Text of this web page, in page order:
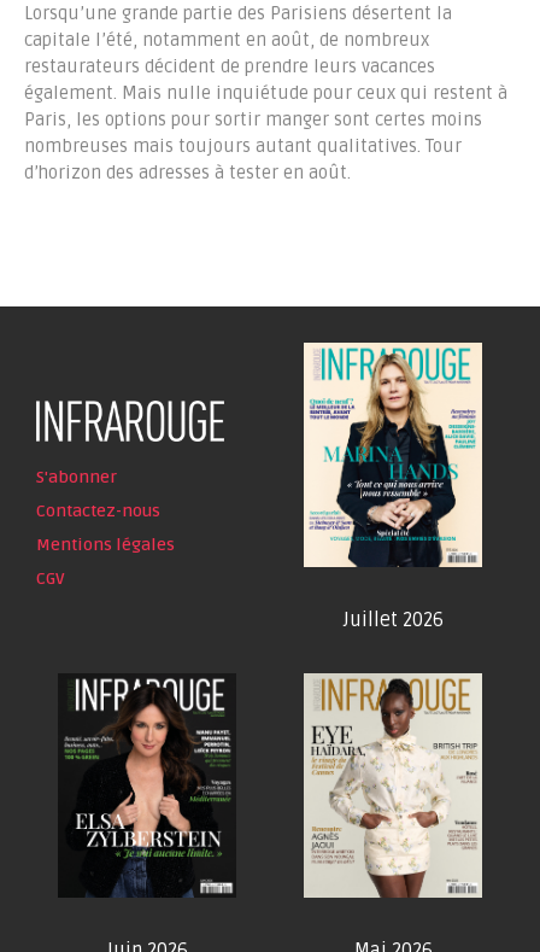
Lorsqu’une grande partie des Parisiens désertent la
capitale l’été, notamment en août, de nombreux
restaurateurs décident de prendre leurs vacances
également. Mais nulle inquiétude pour ceux qui restent à
Paris, les options pour sortir manger sont certes moins
nombreuses mais toujours autant qualitatives. Tour
d’horizon des adresses à tester en août.
S'abonner
Contactez-nous
Mentions légales
CGV
Juillet 2026